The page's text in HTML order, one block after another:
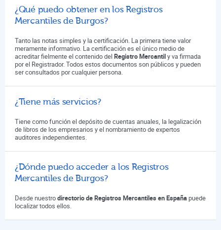
¿Qué puedo obtener en los Registros
Mercantiles de Burgos?
Tanto las notas simples y la certificación. La primera tiene valor
meramente informativo. La certificación es el único medio de
acreditar fielmente el contenido delRegistro Mercantily va firmada
por el Registrador. Todos estos documentos son públicos y pueden
ser consultados por cualquier persona.
¿Tiene más servicios?
Tiene como función el depósito de cuentas anuales, la legalización
de libros de los empresarios y el nombramiento de expertos
auditores independientes.
¿Dónde puedo acceder a los Registros
Mercantiles de Burgos?
Desde nuestrodirectorio de Registros Mercantiles en España puede
localizar todos ellos.